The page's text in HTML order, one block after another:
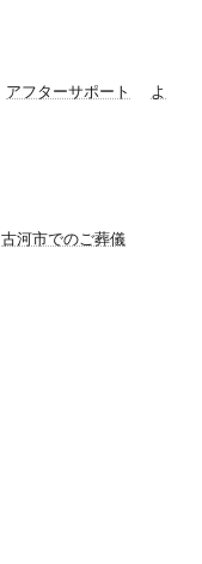
アフターサポート
よ
古河市でのご葬儀